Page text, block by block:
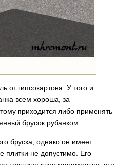
от гипсокартона. У того и
всем хороша, за
приходится либо применять
брусок рубанком.
бруска, однако он имеет
плитки не допустимо. Его